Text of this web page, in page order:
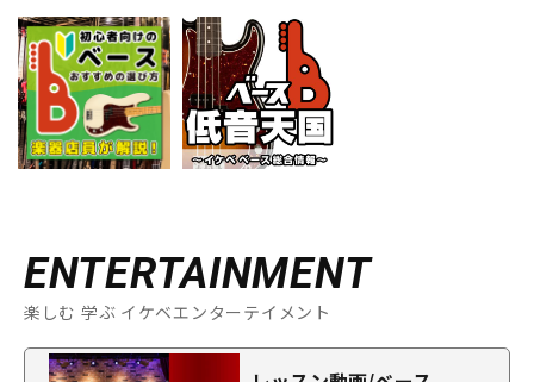
ENTERTAINMENT
楽しむ 学ぶ イケベエンターテイメント